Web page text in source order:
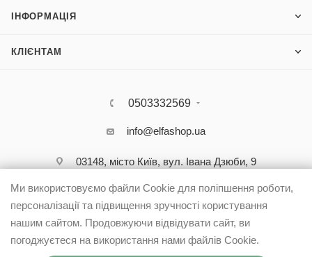
ІНФОРМАЦІЯ
КЛІЄНТАМ
0503332569
info@elfashop.ua
03148, місто Київ, вул. Івана Дзюби, 9
Ми використовуємо файли Cookie для поліпшення роботи,
персоналізації та підвищення зручності користування
нашим сайтом. Продовжуючи відвідувати сайт, ви
погоджуєтеся на використання нами файлів Cookie.